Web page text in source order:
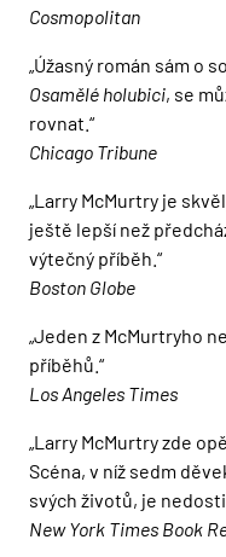
Cosmopolitan
„Úžasný román sám o
Osamělé holubici, se
rovnat.“
Chicago Tribune
„Larry McMurtry je
ještě lepší než
výtečný příběh.“
Boston Globe
„Jeden z McMurtryho
příběhů.“
Los Angeles Times
„Larry McMurtry zde
Scéna, v níž sedm
svých životů, je
New York Times Book